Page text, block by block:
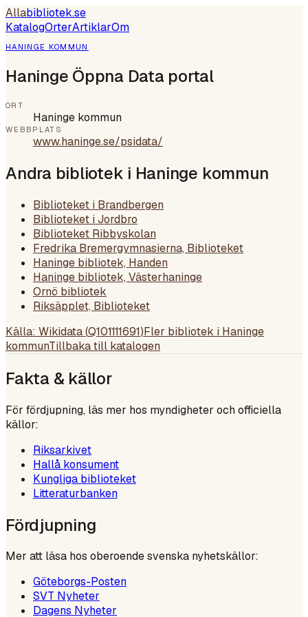
Allabibliotek.se
KatalogOrterArtiklarOm
HANINGE KOMMUN
Haninge Öppna Data portal
ORT
Haninge kommun
WEBBPLATS
www.haninge.se/psidata/
Andra bibliotek i Haninge kommun
Biblioteket i Brandbergen
Biblioteket i Jordbro
Biblioteket Ribbyskolan
Fredrika Bremergymnasierna, Biblioteket
Haninge bibliotek, Handen
Haninge bibliotek, Västerhaninge
Ornö bibliotek
Riksäpplet, Biblioteket
Källa: Wikidata (Q101111691)Fler bibliotek i Haninge
kommunTillbaka till katalogen
Fakta & källor
För fördjupning, läs mer hos myndigheter och officiella
källor:
Riksarkivet
Hallå konsument
Kungliga biblioteket
Litteraturbanken
Fördjupning
Mer att läsa hos oberoende svenska nyhetskällor:
Göteborgs-Posten
SVT Nyheter
Dagens Nyheter